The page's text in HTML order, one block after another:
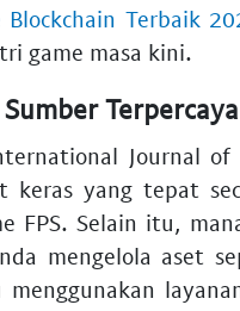
Blockchain Terbaik
game masa kini.
Terpercaya
Journal of
keras yang tepat
FPS. Selain itu,
mengelola aset